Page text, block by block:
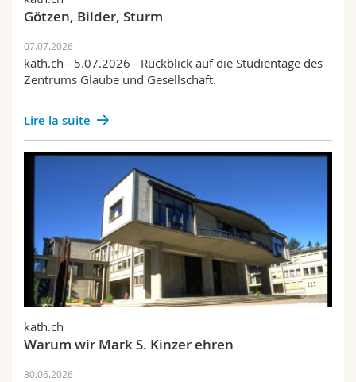
Götzen, Bilder, Sturm
07.07.2026
kath.ch - 5.07.2026 - Rückblick auf die Studientage des
Zentrums Glaube und Gesellschaft.
Lire la suite
kath.ch
Warum wir Mark S. Kinzer ehren
30.06.2026